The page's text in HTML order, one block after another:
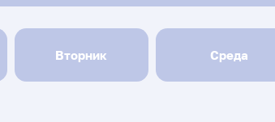
Вторник Среда